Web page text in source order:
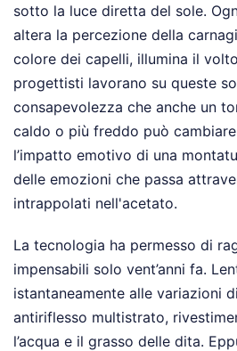
sotto la luce diretta del sole.
altera la percezione della
colore dei capelli, illumina il
progettisti lavorano su queste
consapevolezza che anche un
caldo o più freddo può
l’impatto emotivo di una
delle emozioni che passa
intrappolati nell'acetato.
La tecnologia ha permesso di
impensabili solo vent’anni fa.
istantaneamente alle variazioni
antiriflesso multistrato,
l’acqua e il grasso delle dita.